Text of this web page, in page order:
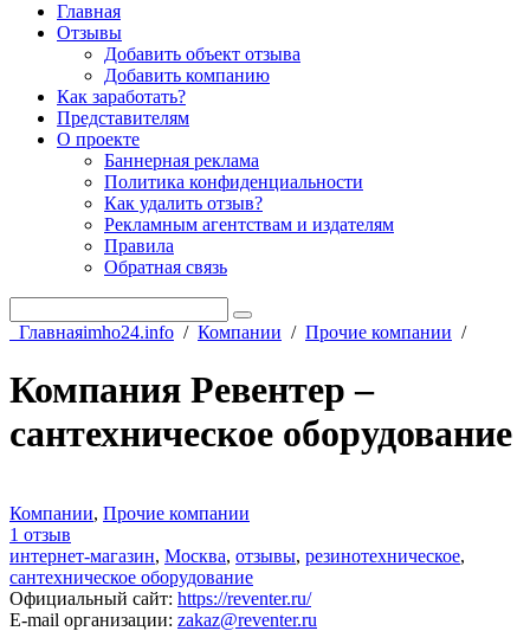
Главная
Отзывы
Добавить объект отзыва
Добавить компанию
Как заработать?
Представителям
О проекте
Баннерная реклама
Политика конфиденциальности
Как удалить отзыв?
Рекламным агентствам и издателям
Правила
Обратная связь
Главнаяimho24.info / Компании / Прочие компании /
Компания Ревентер –
сантехническое оборудование
Компании, Прочие компании
1 отзыв
интернет-магазин, Москва, отзывы, резинотехническое,
сантехническое оборудование
Официальный сайт: https://reventer.ru/
E-mail организации: zakaz@reventer.ru